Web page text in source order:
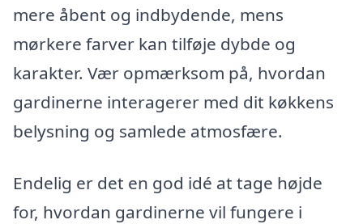
mere åbent og indbydende, mens
mørkere farver kan tilføje dybde og
karakter. Vær opmærksom på, hvordan
gardinerne interagerer med dit køkkens
belysning og samlede atmosfære.
Endelig er det en god idé at tage højde
for, hvordan gardinerne vil fungere i